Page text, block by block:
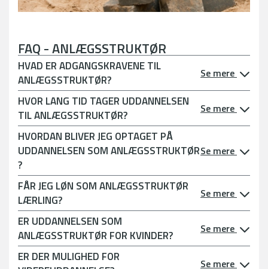
FAQ - ANLÆGSSTRUKTØR
HVAD ER ADGANGSKRAVENE TIL
ANLÆGSSTRUKTØR?
Se mere
HVOR LANG TID TAGER UDDANNELSEN
TIL ANLÆGSSTRUKTØR?
Se mere
HVORDAN BLIVER JEG OPTAGET PÅ
UDDANNELSEN SOM ANLÆGSSTRUKTØR
?
Se mere
FÅR JEG LØN SOM ANLÆGSSTRUKTØR
LÆRLING?
Se mere
ER UDDANNELSEN SOM
ANLÆGSSTRUKTØR FOR KVINDER?
Se mere
ER DER MULIGHED FOR
Se mere